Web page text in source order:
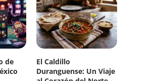
de
El Caldillo
Duranguense: Un Viaje